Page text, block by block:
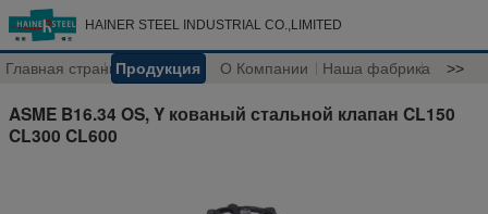
HAINER STEEL INDUSTRIAL CO.,LIMITED
Главная страницаПродукция О Компании Наша фабрика >>
ASME B16.34 OS, Y кованый стальной клапан CL150
CL300 CL600